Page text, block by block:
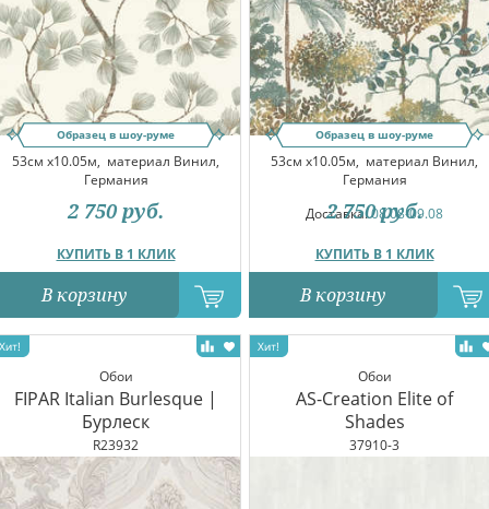
Образец в шоу-руме
53см x10.05м, материал Винил,
Германия
КУПИТЬ В 1 КЛИК
2 750 руб.
В корзину
Образец в шоу-руме
53см x10.05м, материал Винил,
Германия
Доставка:08.08-09.08
КУПИТЬ В 1 КЛИК
2 750 руб.
В корзину
Обои
FIPAR Italian Burlesque |
Бурлеск
R23932
Обои
AS-Creation Elite of
Shades
37910-3